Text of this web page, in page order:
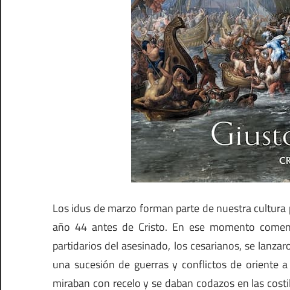
Los idus de marzo forman parte de nuestra
año 44 antes de Cristo. En ese momento
partidarios del asesinado, los cesarianos, se
una sucesión de guerras y conflictos de oriente
miraban con recelo y se daban codazos en las